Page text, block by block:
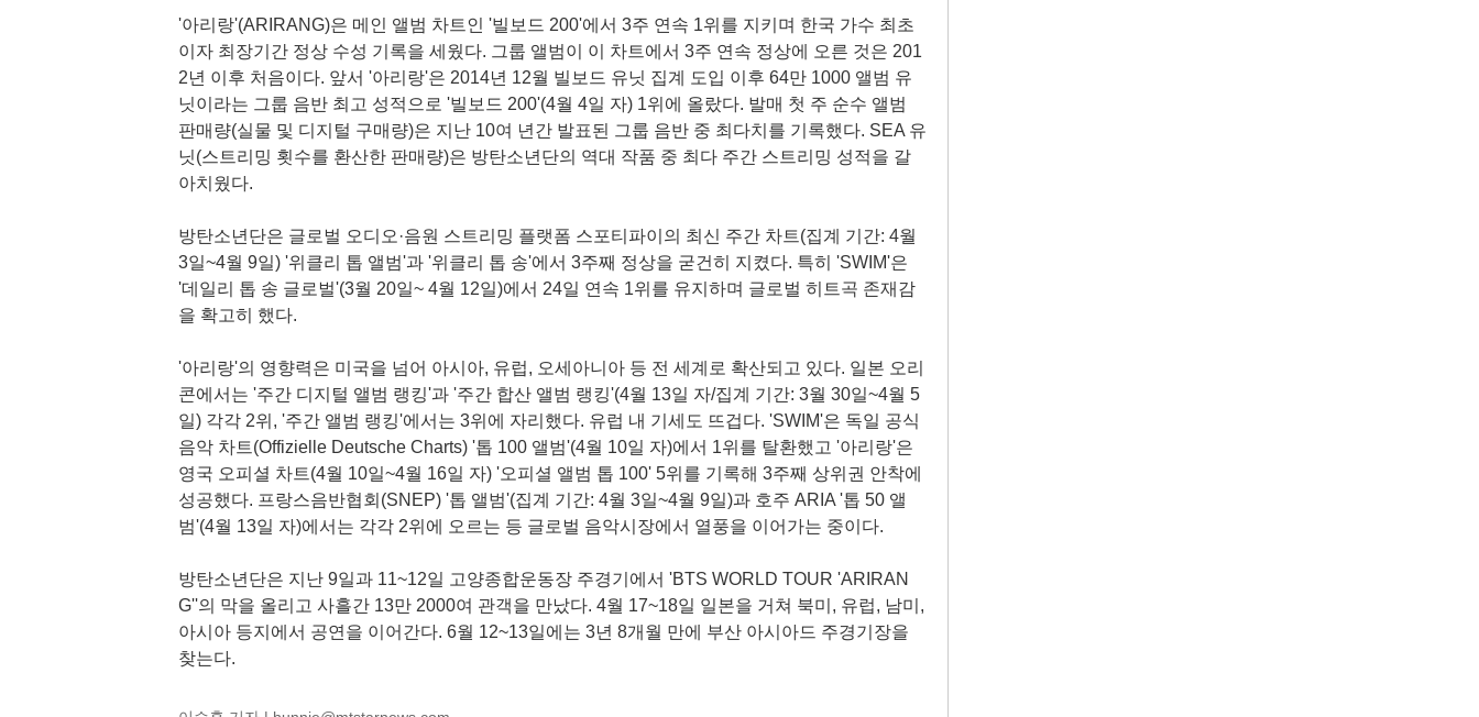
'아리랑'(ARIRANG)은 메인 앨범 차트인 '빌보드 200'에서 3주 연속 1위를 지키며 한국 가수 최초
이자 최장기간 정상 수성 기록을 세웠다. 그룹 앨범이 이 차트에서 3주 연속 정상에 오른 것은 201
2년 이후 처음이다. 앞서 '아리랑'은 2014년 12월 빌보드 유닛 집계 도입 이후 64만 1000 앨범 유
닛이라는 그룹 음반 최고 성적으로 '빌보드 200'(4월 4일 자) 1위에 올랐다. 발매 첫 주 순수 앨범
판매량(실물 및 디지털 구매량)은 지난 10여 년간 발표된 그룹 음반 중 최다치를 기록했다. SEA 유
닛(스트리밍 횟수를 환산한 판매량)은 방탄소년단의 역대 작품 중 최다 주간 스트리밍 성적을 갈
아치웠다.
방탄소년단은 글로벌 오디오·음원 스트리밍 플랫폼 스포티파이의 최신 주간 차트(집계 기간: 4월
3일~4월 9일) '위클리 톱 앨범'과 '위클리 톱 송'에서 3주째 정상을 굳건히 지켰다. 특히 'SWIM'은
'데일리 톱 송 글로벌'(3월 20일~ 4월 12일)에서 24일 연속 1위를 유지하며 글로벌 히트곡 존재감
을 확고히 했다.
'아리랑'의 영향력은 미국을 넘어 아시아, 유럽, 오세아니아 등 전 세계로 확산되고 있다. 일본 오리
콘에서는 '주간 디지털 앨범 랭킹'과 '주간 합산 앨범 랭킹'(4월 13일 자/집계 기간: 3월 30일~4월 5
일) 각각 2위, '주간 앨범 랭킹'에서는 3위에 자리했다. 유럽 내 기세도 뜨겁다. 'SWIM'은 독일 공식
음악 차트(Offizielle Deutsche Charts) '톱 100 앨범'(4월 10일 자)에서 1위를 탈환했고 '아리랑'은
영국 오피셜 차트(4월 10일~4월 16일 자) '오피셜 앨범 톱 100' 5위를 기록해 3주째 상위권 안착에
성공했다. 프랑스음반협회(SNEP) '톱 앨범'(집계 기간: 4월 3일~4월 9일)과 호주 ARIA '톱 50 앨
범'(4월 13일 자)에서는 각각 2위에 오르는 등 글로벌 음악시장에서 열풍을 이어가는 중이다.
방탄소년단은 지난 9일과 11~12일 고양종합운동장 주경기에서 'BTS WORLD TOUR 'ARIRAN
G''의 막을 올리고 사흘간 13만 2000여 관객을 만났다. 4월 17~18일 일본을 거쳐 북미, 유럽, 남미,
아시아 등지에서 공연을 이어간다. 6월 12~13일에는 3년 8개월 만에 부산 아시아드 주경기장을
찾는다.